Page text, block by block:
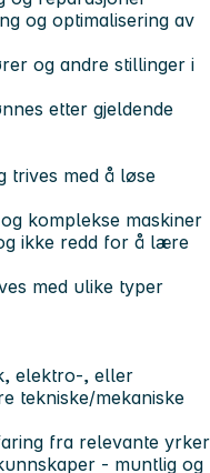
og optimalisering av
og andre stillinger i
etter gjeldende
trives med å løse
komplekse maskiner
ikke redd for å lære
med ulike typer
elektro-, eller
tekniske/mekaniske
fra relevante yrker
- muntlig og